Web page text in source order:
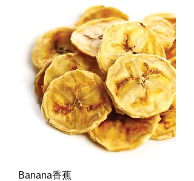
Banana香蕉